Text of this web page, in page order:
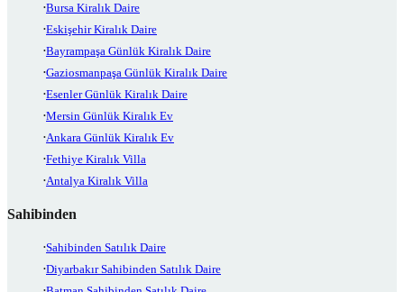
Bursa Kiralık Daire
Eskişehir Kiralık Daire
Bayrampaşa Günlük Kiralık Daire
Gaziosmanpaşa Günlük Kiralık Daire
Esenler Günlük Kiralık Daire
Mersin Günlük Kiralık Ev
Ankara Günlük Kiralık Ev
Fethiye Kiralık Villa
Antalya Kiralık Villa
Sahibinden
Sahibinden Satılık Daire
Diyarbakır Sahibinden Satılık Daire